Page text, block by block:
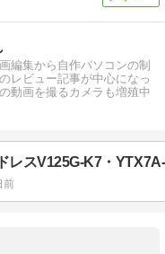
編集から自作パソコンの制
レビュー記事が中心になっ
動画を撮るカメラも増殖中
前